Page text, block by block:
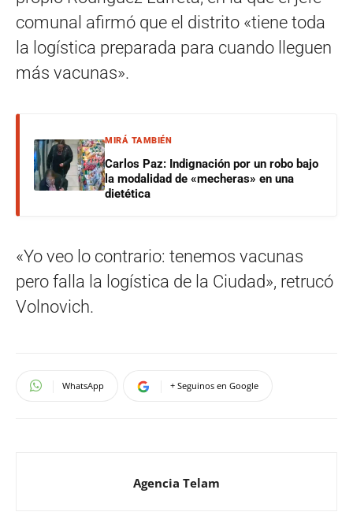
comunal afirmó que el distrito «tiene toda
la logística preparada para cuando lleguen
más vacunas».
MIRÁ TAMBIÉN
Carlos Paz: Indignación por un robo bajo
la modalidad de «mecheras» en una
dietética
«Yo veo lo contrario: tenemos vacunas
pero falla la logística de la Ciudad», retrucó
Volnovich.
WhatsApp + Seguinos en Google
Agencia Telam